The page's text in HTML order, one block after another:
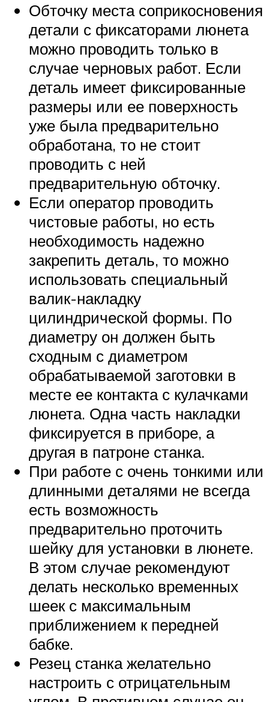
Обточку места соприкосновения
детали с фиксаторами люнета
можно проводить только в
случае черновых работ. Если
деталь имеет фиксированные
размеры или ее поверхность
уже была предварительно
обработана, то не стоит
проводить с ней
предварительную обточку.
Если оператор проводить
чистовые работы, но есть
необходимость надежно
закрепить деталь, то можно
использовать специальный
валик-накладку
цилиндрической формы. По
диаметру он должен быть
сходным с диаметром
обрабатываемой заготовки в
месте ее контакта с кулачками
люнета. Одна часть накладки
фиксируется в приборе, а
другая в патроне станка.
При работе с очень тонкими или
длинными деталями не всегда
есть возможность
предварительно проточить
шейку для установки в люнете.
В этом случае рекомендуют
делать несколько временных
шеек с максимальным
приближением к передней
бабке.
Резец станка желательно
настроить с отрицательным